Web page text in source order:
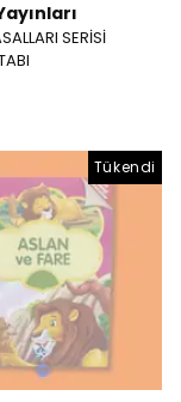
SERİSİ
Tükendi